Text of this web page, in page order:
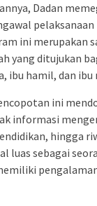
Dadan
ini merupakan
yang ditujukan
ibu hamil, dan ibu
ini
informasi
hingga
luas sebagai